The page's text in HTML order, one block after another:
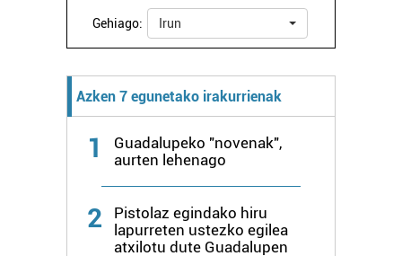
Gehiago: Irun
Azken 7 egunetako irakurrienak
1
Guadalupeko "novenak",
aurten lehenago
2
Pistolaz egindako hiru
lapurreten ustezko egilea
atxilotu dute Guadalupen